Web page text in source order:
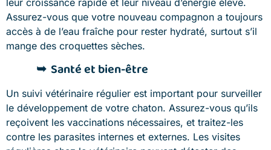
leur croissance rapide et leur niveau d’énergie élevé.
Assurez-vous que votre nouveau compagnon a toujours
accès à de l’eau fraîche pour rester hydraté, surtout s’il
mange des croquettes sèches.
Santé et bien-être
Un suivi vétérinaire régulier est important pour surveiller
le développement de votre chaton. Assurez-vous qu’ils
reçoivent les vaccinations nécessaires, et traitez-les
contre les parasites internes et externes. Les visites